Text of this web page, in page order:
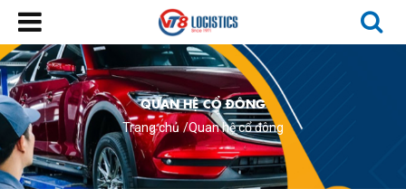
QUAN HỆ CỔ ĐÔNG
Trang chủ Quan hệ cổ đông